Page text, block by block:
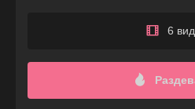
6